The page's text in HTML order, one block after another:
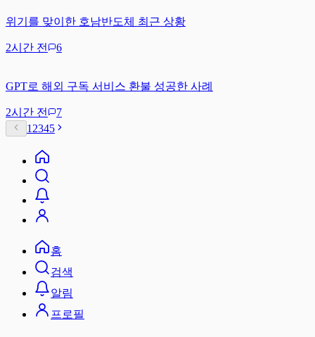
위기를 맞이한 호남반도체 최근 상황
2시간 전 6
GPT로 해외 구독 서비스 환불 성공한 사례
2시간 전
7
1 2345
홈
검색
알림
프로필